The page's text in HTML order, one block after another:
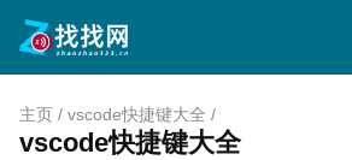
主页 / vscode快捷键大全 /
vscode快捷键大全